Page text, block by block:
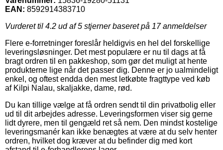
EAN: 8592914383710
Vurderet til 4.2 ud af 5 stjerner baseret på 17anmeldelser
Flere e-forretninger foreslår heldigvis en hel del forskellige
leveringsløsninger. Det mest populære er nu til dags at få
bragt ordren til en pakkeshop, som gør det muligt at hente
produkterne lige når det passer dig. Denne er jo ualmindeligt
enkel, og oftest endda den mest letkøbte fragttype ved køb
af Kilpi Nalau, skaljakke, dame, rød.
Du kan tillige vælge at få ordren sendt til din privatbolig eller
ud til dit arbejdes adresse. Leveringsformen viser sig gerne
lidt dyrere, men til gengæld ret så nem. Den mindst kostelige
leveringsmanér kan ikke benægtes at være at du selv henter
ordren, hvilket dog kræver at du befinder dig med kort